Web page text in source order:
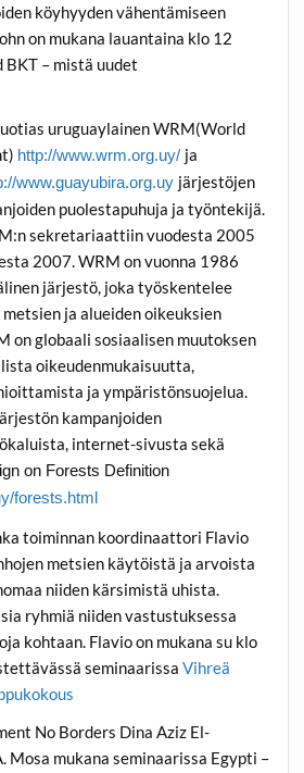
köyhyyden vähentämiseen
on mukana lauantaina klo 12
BKT – mistä uudet
uruguaylainen WRM(World
http://www.wrm.org.uy/ ja
www.guayubira.org.uy järjestöjen
puolestapuhuja ja työntekijä.
sekretariaattiin vuodesta 2005
2007. WRM on vuonna 1986
järjestö, joka työskentelee
ja alueiden oikeuksien
on globaali sosiaalisen muutoksen
oikeudenmukaisuutta,
ja ympäristönsuojelua.
kampanjoiden
internet-sivusta sekä
on Forests Definition
forests.html
toiminnan koordinaattori Flavio
metsien käytöistä ja arvoista
niiden kärsimistä uhista.
ryhmiä niiden vastustuksessa
kohtaan. Flavio on mukana su klo
seminaarissaVihreä
No Borders Dina Aziz El-
Mosa mukana seminaarissa Egypti –